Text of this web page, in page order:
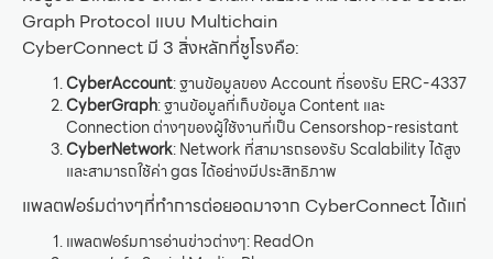
Graph Protocol แบบ Multichain
CyberConnect มี 3 สิ่งหลักที่ชูโรงคือ:
CyberAccount: ฐานข้อมูลของ Account ที่รองรับ ERC-4337
CyberGraph: ฐานข้อมูลที่เก็บข้อมูล Content และ
Connection ต่างๆของผู้ใช้งานที่เป็น Censorshop-resistant
CyberNetwork: Network ที่สามารถรองรับ Scalability ได้สูง
และสามารถใช้ค่า gas ได้อย่างมีประสิทธิภาพ
แพลตฟอร์มต่างๆที่ทำการต่อยอดมาจาก CyberConnect ได้แก่
แพลตฟอร์มการอ่านข่าวต่างๆ: ReadOn